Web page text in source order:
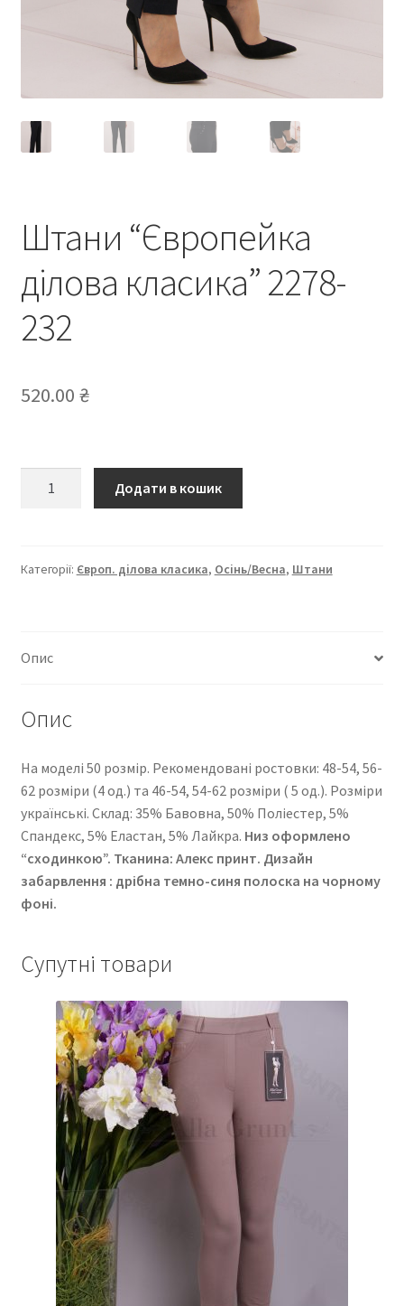
Штани “Європейка
ділова класика” 2278-
232
520.00 ₴
2278-
Додати в кошик
Категорії: Європ. ділова класика, Осінь/Весна, Штани
Опис
Опис
На моделі 50 розмір. Рекомендовані ростовки: 48-54, 56-
62 розміри (4 од.) та 46-54, 54-62 розміри ( 5 од.). Розміри
українські. Cклад: 35% Бавовна, 50% Поліестер, 5%
Спандекс, 5% Еластан, 5% Лайкра. Низ оформлено
“сходинкою”. Тканина: Алекс принт. Дизайн
забарвлення : дрібна темно-синя полоска на чорному
фоні.
Супутні товари